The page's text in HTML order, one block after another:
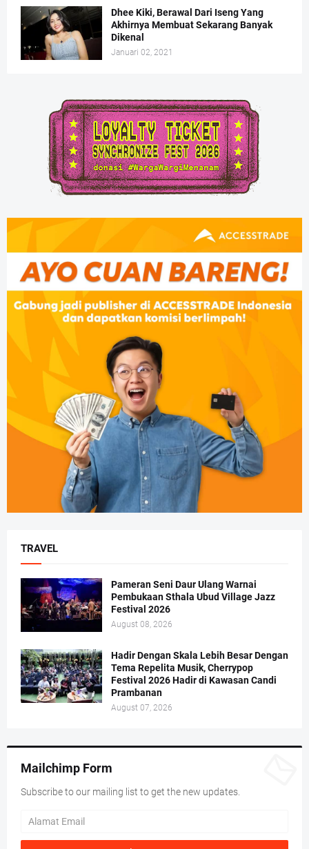
Dhee Kiki, Berawal Dari Iseng Yang
Akhirnya Membuat Sekarang Banyak
Dikenal
Januari 02, 2021
TRAVEL
Pameran Seni Daur Ulang Warnai
Pembukaan Sthala Ubud Village Jazz
Festival 2026
August 08, 2026
Hadir Dengan Skala Lebih Besar Dengan
Tema Repelita Musik, Cherrypop
Festival 2026 Hadir di Kawasan Candi
Prambanan
August 07, 2026
Mailchimp Form
Subscribe to our mailing list to get the new updates.